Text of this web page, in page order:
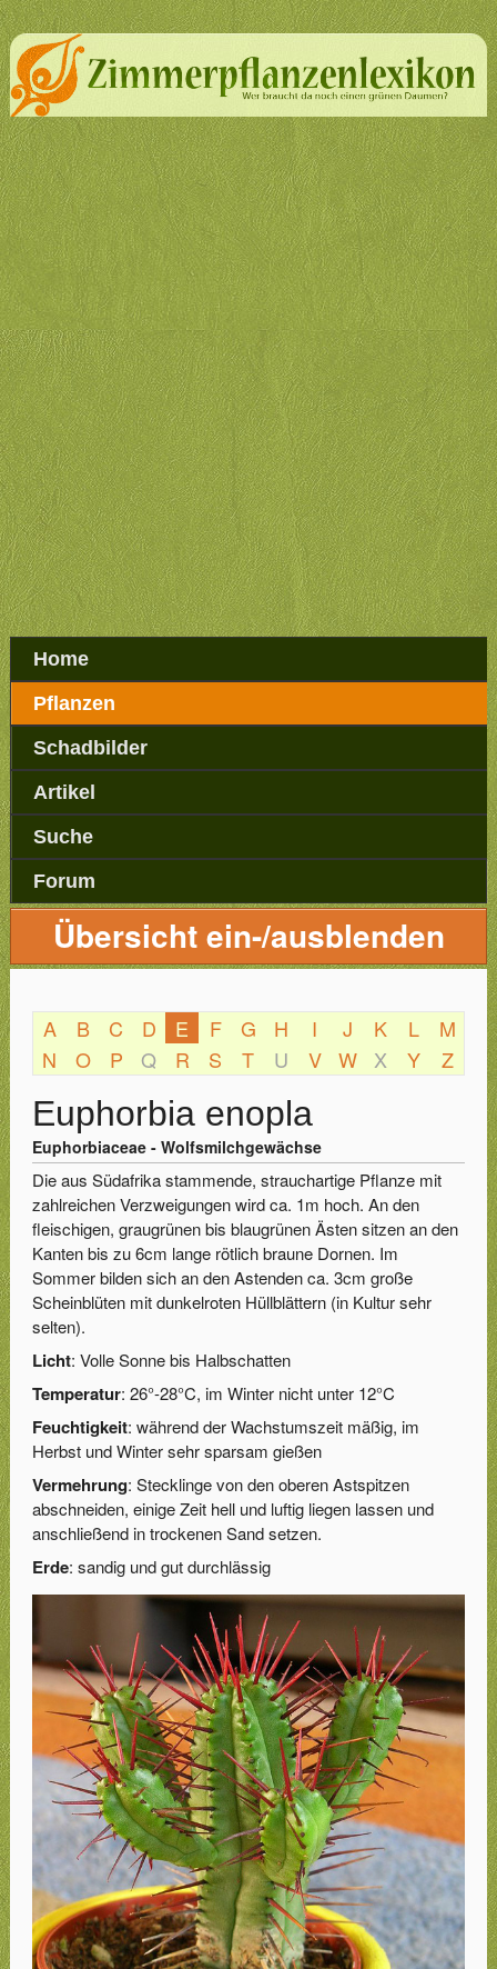
Home
Pflanzen
Schadbilder
Artikel
Suche
Forum
Übersicht ein-/ausblenden
A B C D E F G H I J K L
M
N
O P Q R S T U V W X Y Z
Euphorbia enopla
Euphorbiaceae - Wolfsmilchgewächse
Die aus Südafrika stammende, strauchartige Pflanze mit
zahlreichen Verzweigungen wird ca. 1m hoch. An den
fleischigen, graugrünen bis blaugrünen Ästen sitzen an den
Kanten bis zu 6cm lange rötlich braune Dornen. Im
Sommer bilden sich an den Astenden ca. 3cm große
Scheinblüten mit dunkelroten Hüllblättern (in Kultur sehr
selten).
Licht: Volle Sonne bis Halbschatten
Temperatur: 26°-28°C, im Winter nicht unter 12°C
Feuchtigkeit: während der Wachstumszeit mäßig, im
Herbst und Winter sehr sparsam gießen
Vermehrung: Stecklinge von den oberen Astspitzen
abschneiden, einige Zeit hell und luftig liegen lassen und
anschließend in trockenen Sand setzen.
Erde: sandig und gut durchlässig